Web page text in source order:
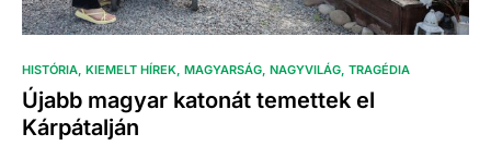
HISTÓRIA KIEMELT HÍREK MAGYARSÁG NAGYVILÁG TRAGÉDIA
Újabb magyar katonát temettek el
Kárpátalján